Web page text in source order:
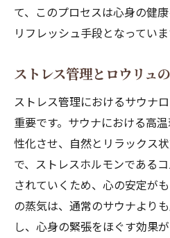
て、このプロセスは心身の健
リフレッシュ手段となっていま
ストレス管理とロウリュ
ストレス管理におけるサウナ
重要です。サウナにおける高
性化させ、自然とリラックス
で、ストレスホルモンである
されていくため、心の安定が
の蒸気は、通常のサウナより
し、心身の緊張をほぐす効果